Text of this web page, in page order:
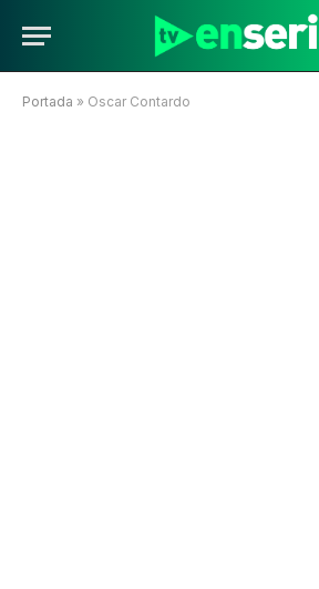
Portada » Oscar Contardo